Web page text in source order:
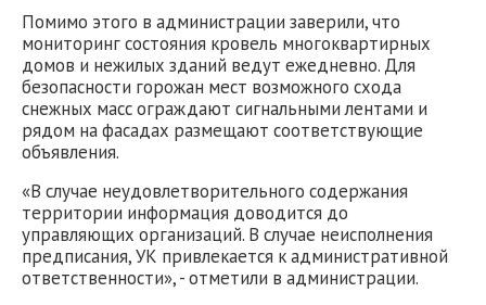
Помимо этого в администрации заверили, что
мониторинг состояния кровель многоквартирных
домов и нежилых зданий ведут ежедневно. Для
безопасности горожан мест возможного схода
снежных масс ограждают сигнальными лентами и
рядом на фасадах размещают соответствующие
объявления.
«В случае неудовлетворительного содержания
территории информация доводится до
управляющих организаций. В случае неисполнения
предписания, УК привлекается к административной
ответственности», - отметили в администрации.